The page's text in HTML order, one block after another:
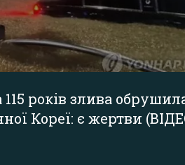
років злива
Кореї: є жертви